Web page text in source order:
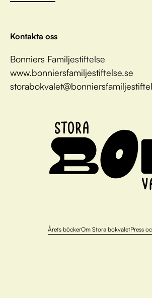
Kontakta oss
Bonniers Familjestiftelse
www.bonniersfamiljestiftelse.se
Årets böckerOm Stora bokvaletPress